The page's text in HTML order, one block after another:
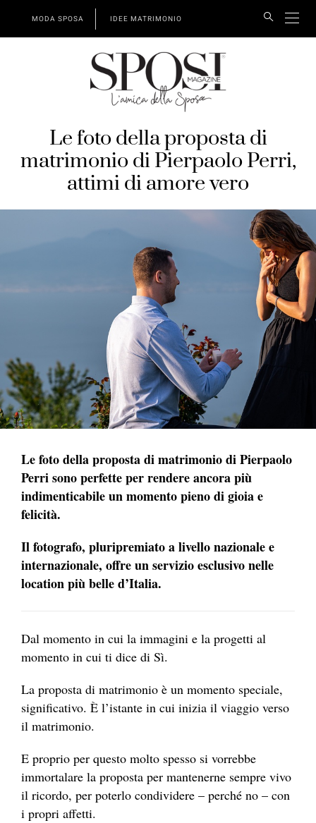
MODA SPOSA IDEE MATRIMONIO
Le foto della proposta di
matrimonio di Pierpaolo Perri,
attimi di amore vero
Le foto della proposta di matrimonio di Pierpaolo
Perri sono perfette per rendere ancora più
indimenticabile un momento pieno di gioia e
felicità.
Il fotografo, pluripremiato a livello nazionale e
internazionale, offre un servizio esclusivo nelle
location più belle d’Italia.
Dal momento in cui la immagini e la progetti al
momento in cui ti dice di Sì.
La proposta di matrimonio è un momento speciale,
significativo. È l’istante in cui inizia il viaggio verso
il matrimonio.
E proprio per questo molto spesso si vorrebbe
immortalare la proposta per mantenerne sempre vivo
il ricordo, per poterlo condividere – perché no – con
i propri affetti.